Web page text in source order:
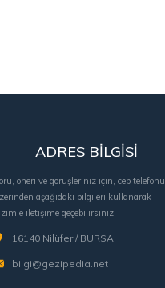
ADRES BİLGİSİ
öneri ve görüşleriniz için, cep telefonu
aşağıdaki bilgileri kullanarak
iletişime geçebilirsiniz.
16140 Nilüfer / BURSA
bilgi@gezipedia.net